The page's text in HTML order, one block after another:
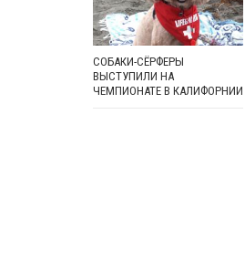
СОБАКИ-СЁРФЕРЫ
ВЫСТУПИЛИ НА
ЧЕМПИОНАТЕ В КАЛИФОРНИИ